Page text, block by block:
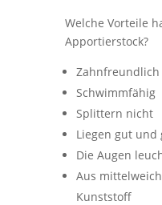
Welche Vorteile
Apportierstock?
Zahnfreundlich
Schwimmfähig
Splittern nicht
Liegen gut
Die Augen
Aus
Kunststoff